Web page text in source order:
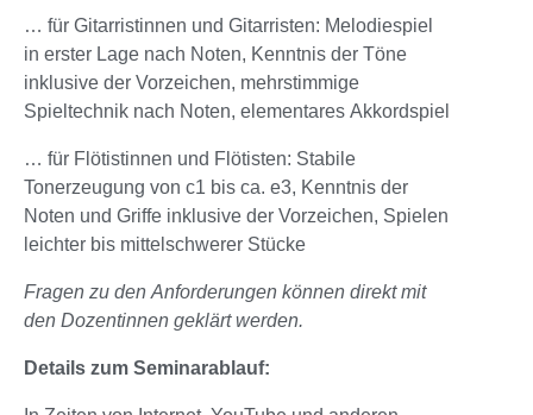
… für Gitarristinnen und Gitarristen: Melodiespiel
in erster Lage nach Noten, Kenntnis der Töne
inklusive der Vorzeichen, mehrstimmige
Spieltechnik nach Noten, elementares Akkordspiel
… für Flötistinnen und Flötisten: Stabile
Tonerzeugung von c1 bis ca. e3, Kenntnis der
Noten und Griffe inklusive der Vorzeichen, Spielen
leichter bis mittelschwerer Stücke
Fragen zu den Anforderungen können direkt mit
den Dozentinnen geklärt werden.
Details zum Seminarablauf: